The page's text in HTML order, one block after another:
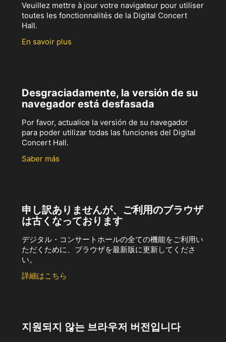
Veuillez mettre à jour votre navigateur pour utiliser
toutes les fonctionnalités de la Digital Concert
Hall.
En savoir plus
Desgraciadamente, la versión de su
navegador está desfasada
Por favor, actualice la versión de su navegador
para poder utilizar todas las funciones del Digital
Concert Hall.
Saber más
申し訳ありませんが、ご利用のブラウザ
は古くなっております
デジタル・コンサートホールの全ての機能をご利用い
ただくために、ブラウザを最新版に更新してくださ
い。
詳細はこちら
지원되지 않는 브라우저 버전입니다